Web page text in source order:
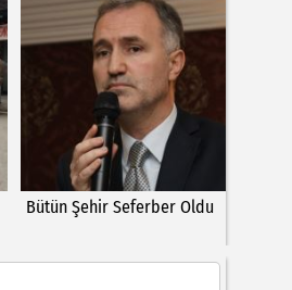
Bütün Şehir Seferber Oldu